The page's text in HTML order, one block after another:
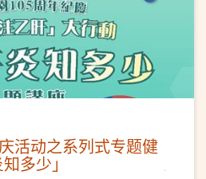
活动之系列式专题健
多少」